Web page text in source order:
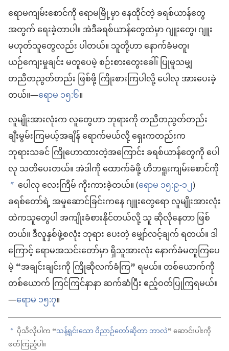
ရောမကျမ်းစောင်ကို ရောမမြို့မှာ နေထိုင်တဲ့ ခရစ်ယာန်တွေ
အတွက် ရေးခဲ့တာပါ။ အဲဒီခရစ်ယာန်တွေထဲမှာ ဂျူးတွေ၊ ဂျူး
မဟုတ်သူတွေလည်း ပါတယ်။ သူတို့ဟာ နောက်ခံမတူ၊
ယဉ်ကျေးမှုချင်း မတူပေမဲ့ စဉ်းစားတွေးခေါ်၊ ပြုမူသမျှ
တညီတညွတ်တည်း ဖြစ်ဖို့ ကြိုးစားကြပါလို့ ပေါလု အားပေးခဲ့
တယ်။—ရောမ ၁၅:၆။
လူမျိုးအားလုံးက လူတွေဟာ ဘုရားကို တညီတညွတ်တည်း
ချီးမွမ်းကြမယ့်အချိန် ရောက်မယ်လို့ ရှေးကတည်းက
ဘုရားသခင် ကြိုဟောထားတဲ့အကြောင်း ခရစ်ယာန်တွေကို ပေါ
လု သတိပေးတယ်။ အဲဒါကို ထောက်ခံဖို့ ဟီဘရူးကျမ်းစောင်ကို
b ပေါလု လေးကြိမ် ကိုးကားခဲ့တယ်။ (ရောမ ၁၅:၉-၁၂)
ခရစ်တော်ရဲ့ အမှုဆောင်ခြင်းကနေ ဂျူးတွေရော လူမျိုးအားလုံး
ထဲကသူတွေပါ အကျိုးခံစားနိုင်တယ်လို့ သူ ဆိုလိုနေတာ ဖြစ်
တယ်။ ဒီလူနှစ်ဖွဲ့စလုံး ဘုရား ပေးတဲ့ မျှော်လင့်ချက် ရတယ်။ ဒါ
ကြောင့် ရောမအသင်းတော်မှာ ရှိသူအားလုံး နောက်ခံမတူကြပေ
မဲ့ “အချင်းချင်းကို ကြိုဆိုလက်ခံကြ” ရမယ်။ တစ်ယောက်ကို
တစ်ယောက် ကြင်ကြင်နာနာ ဆက်ဆံပြီး ဧည့်ဝတ်ပြုကြရမယ်။
—ရောမ ၁၅:၇။
a ပိုသိလိုပါက “သန့်ရှင်းသော ဝိညာဉ်တော်ဆိုတာ ဘာလဲ” ဆောင်းပါးကို
ဖတ်ကြည့်ပါ။